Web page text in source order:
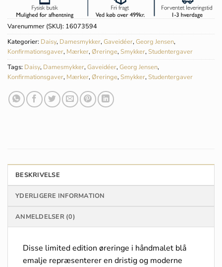
Varenummer (SKU): 16073594
Kategorier: Daisy, Damesmykker,Gaveidéer,Georg Jensen,
Konfirmationsgaver, Mærker,Øreringe, Smykker, Studentergaver
Tags: Daisy, Damesmykker,Gaveidéer,Georg Jensen,
Konfirmationsgaver, Mærker,Øreringe, Smykker, Studentergaver
BESKRIVELSE
YDERLIGERE INFORMATION
ANMELDELSER (0)
Disse limited edition øreringe i håndmalet blå
emalje repræsenterer en dristig og moderne